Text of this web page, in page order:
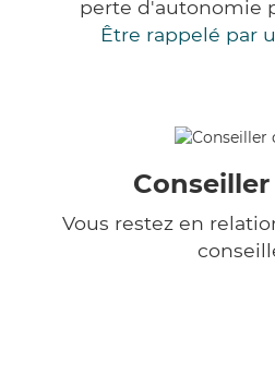
perte d'autonomie
Être rappelé par
Vous restez en